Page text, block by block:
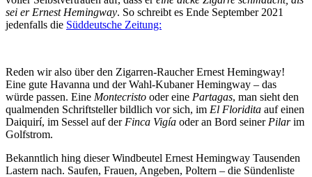
sei er Ernest Hemingway. So schreibt es Ende September 2021
jedenfalls die Süddeutsche Zeitung:
Reden wir also über den Zigarren-Raucher Ernest Hemingway!
Eine gute Havanna und der Wahl-Kubaner Hemingway – das
würde passen. Eine Montecristo oder eine Partagas, man sieht den
qualmenden Schriftsteller bildlich vor sich, im El Floridita auf einen
Daiquirí, im Sessel auf der Finca Vigía oder an Bord seiner Pilarim
Golfstrom.
Bekanntlich hing dieser Windbeutel Ernest Hemingway Tausenden
Lastern nach. Saufen, Frauen, Angeben, Poltern – die Sündenliste